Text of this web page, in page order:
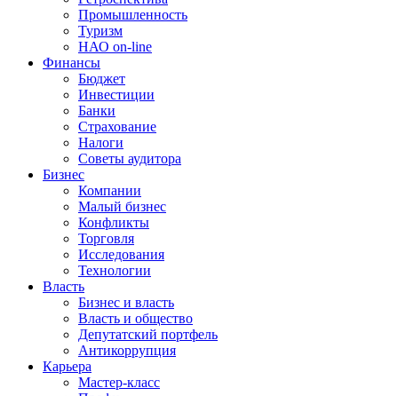
Промышленность
Туризм
НАО on-line
Финансы
Бюджет
Инвестиции
Банки
Страхование
Налоги
Советы аудитора
Бизнес
Компании
Малый бизнес
Конфликты
Торговля
Исследования
Технологии
Власть
Бизнес и власть
Власть и общество
Депутатский портфель
Антикоррупция
Карьера
Мастер-класс